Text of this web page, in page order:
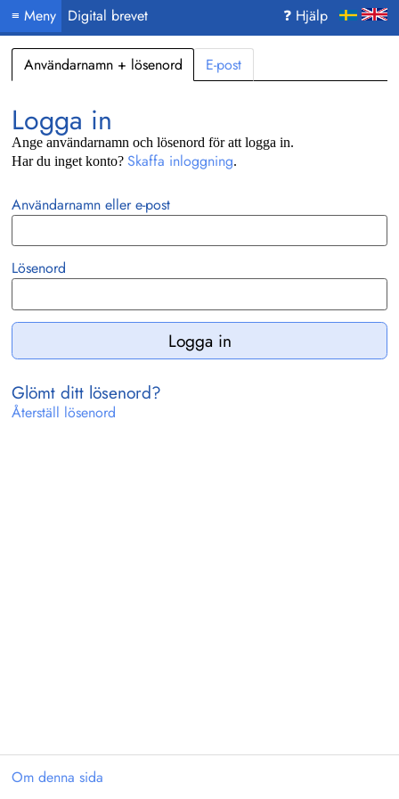
≡ Meny Digital brevet ❓ Hjälp
Användarnamn + lösenord E-post
Logga in
Ange användarnamn och lösenord för att logga in.
Har du inget konto? Skaffa inloggning.
Användarnamn eller e-post
Lösenord
Glömt ditt lösenord?
Återställ lösenord
Om denna sida